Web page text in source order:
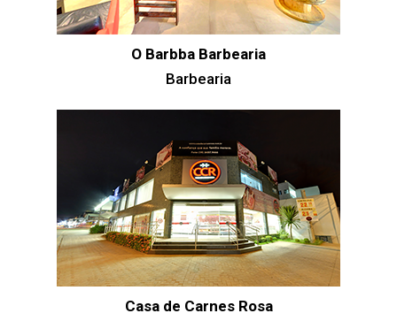
O Barbba Barbearia
Barbearia
Casa de Carnes Rosa